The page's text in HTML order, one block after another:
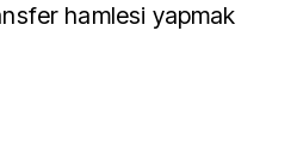
hamlesi yapmak